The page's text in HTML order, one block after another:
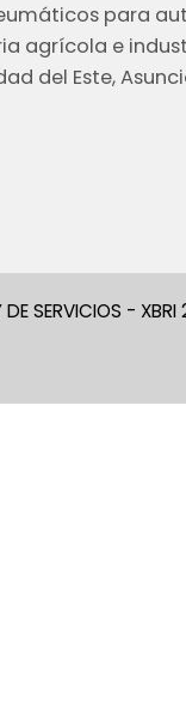
para
agrícola e
del Este,
DE SERVICIOS -